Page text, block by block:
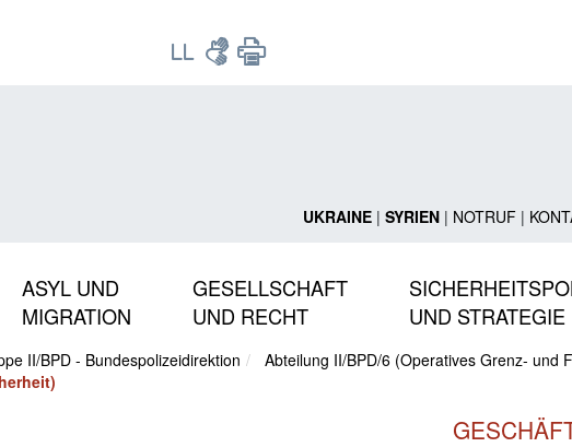
UKRAINE| SYRIEN| NOTRUF|
ASYL UND
MIGRATION
GESELLSCHAFT
UND RECHT
UND STRATEGIE
II/BPD - Bundespolizeidirektion
Abteilung II/BPD/6 (Operatives Grenz- und